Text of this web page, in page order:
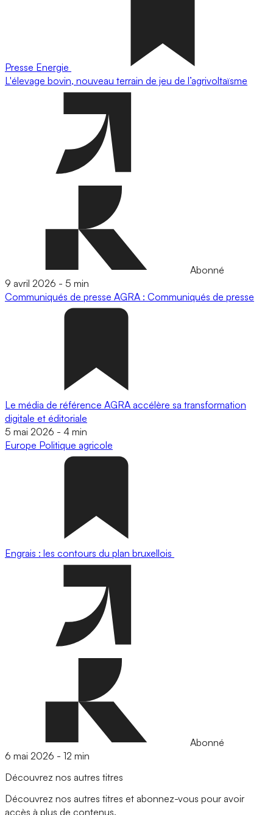
Presse Energie
L'élevage bovin, nouveau terrain de jeu de l’agrivoltaïsme
Abonné
9 avril 2026 - 5 min
Communiqués de presse AGRA : Communiqués de presse
Le média de référence AGRA accélère sa transformation
digitale et éditoriale
5 mai 2026 - 4 min
Europe Politique agricole
Engrais : les contours du plan bruxellois
Abonné
6 mai 2026 - 12 min
Découvrez nos autres titres
Découvrez nos autres titres et abonnez-vous pour avoir
accès à plus de contenus.